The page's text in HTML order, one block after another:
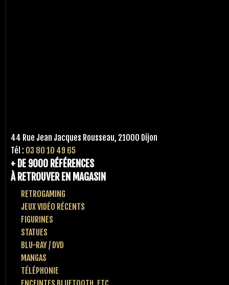
44 Rue Jean Jacques Rousseau, 21000 Dijon
Tél : 03 80 10 49 65
+ DE 9000 RÉFÉRENCES
À RETROUVER EN MAGASIN
RETROGAMING
JEUX VIDÉO RÉCENTS
FIGURINES
STATUES
BLU-RAY / DVD
MANGAS
TÉLÉPHONIE